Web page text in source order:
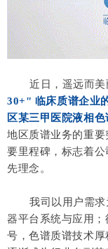
近日，遥远而
30+" 临床质谱企业
区某三甲医院液相
地区质谱业务的重
要里程碑，标志着
先理念。
我司以用户需
器平台系统与应用
号，色谱质谱技术厚